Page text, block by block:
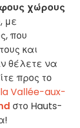
χώρους
με
που
και
θέλετε να
προς το
Vallée-aux-
στο Hauts-